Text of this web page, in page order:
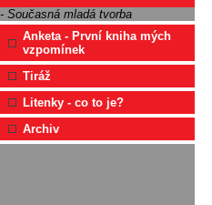
- Současná mladá tvorba
Anketa - První kniha mých
vzpomínek
Tiráž
Litenky - co to je?
Archiv